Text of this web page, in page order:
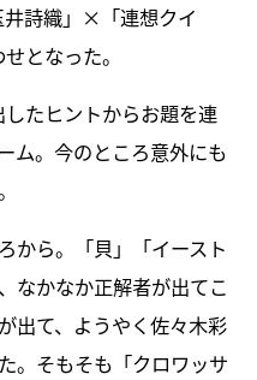
井詩織」×「連想クイ
となった。
したヒントからお題を連
ム。今のところ意外にも
から。「貝」「イースト
なかなか正解者が出てこ
出て、ようやく佐々木彩
。そもそも「クロワッサ